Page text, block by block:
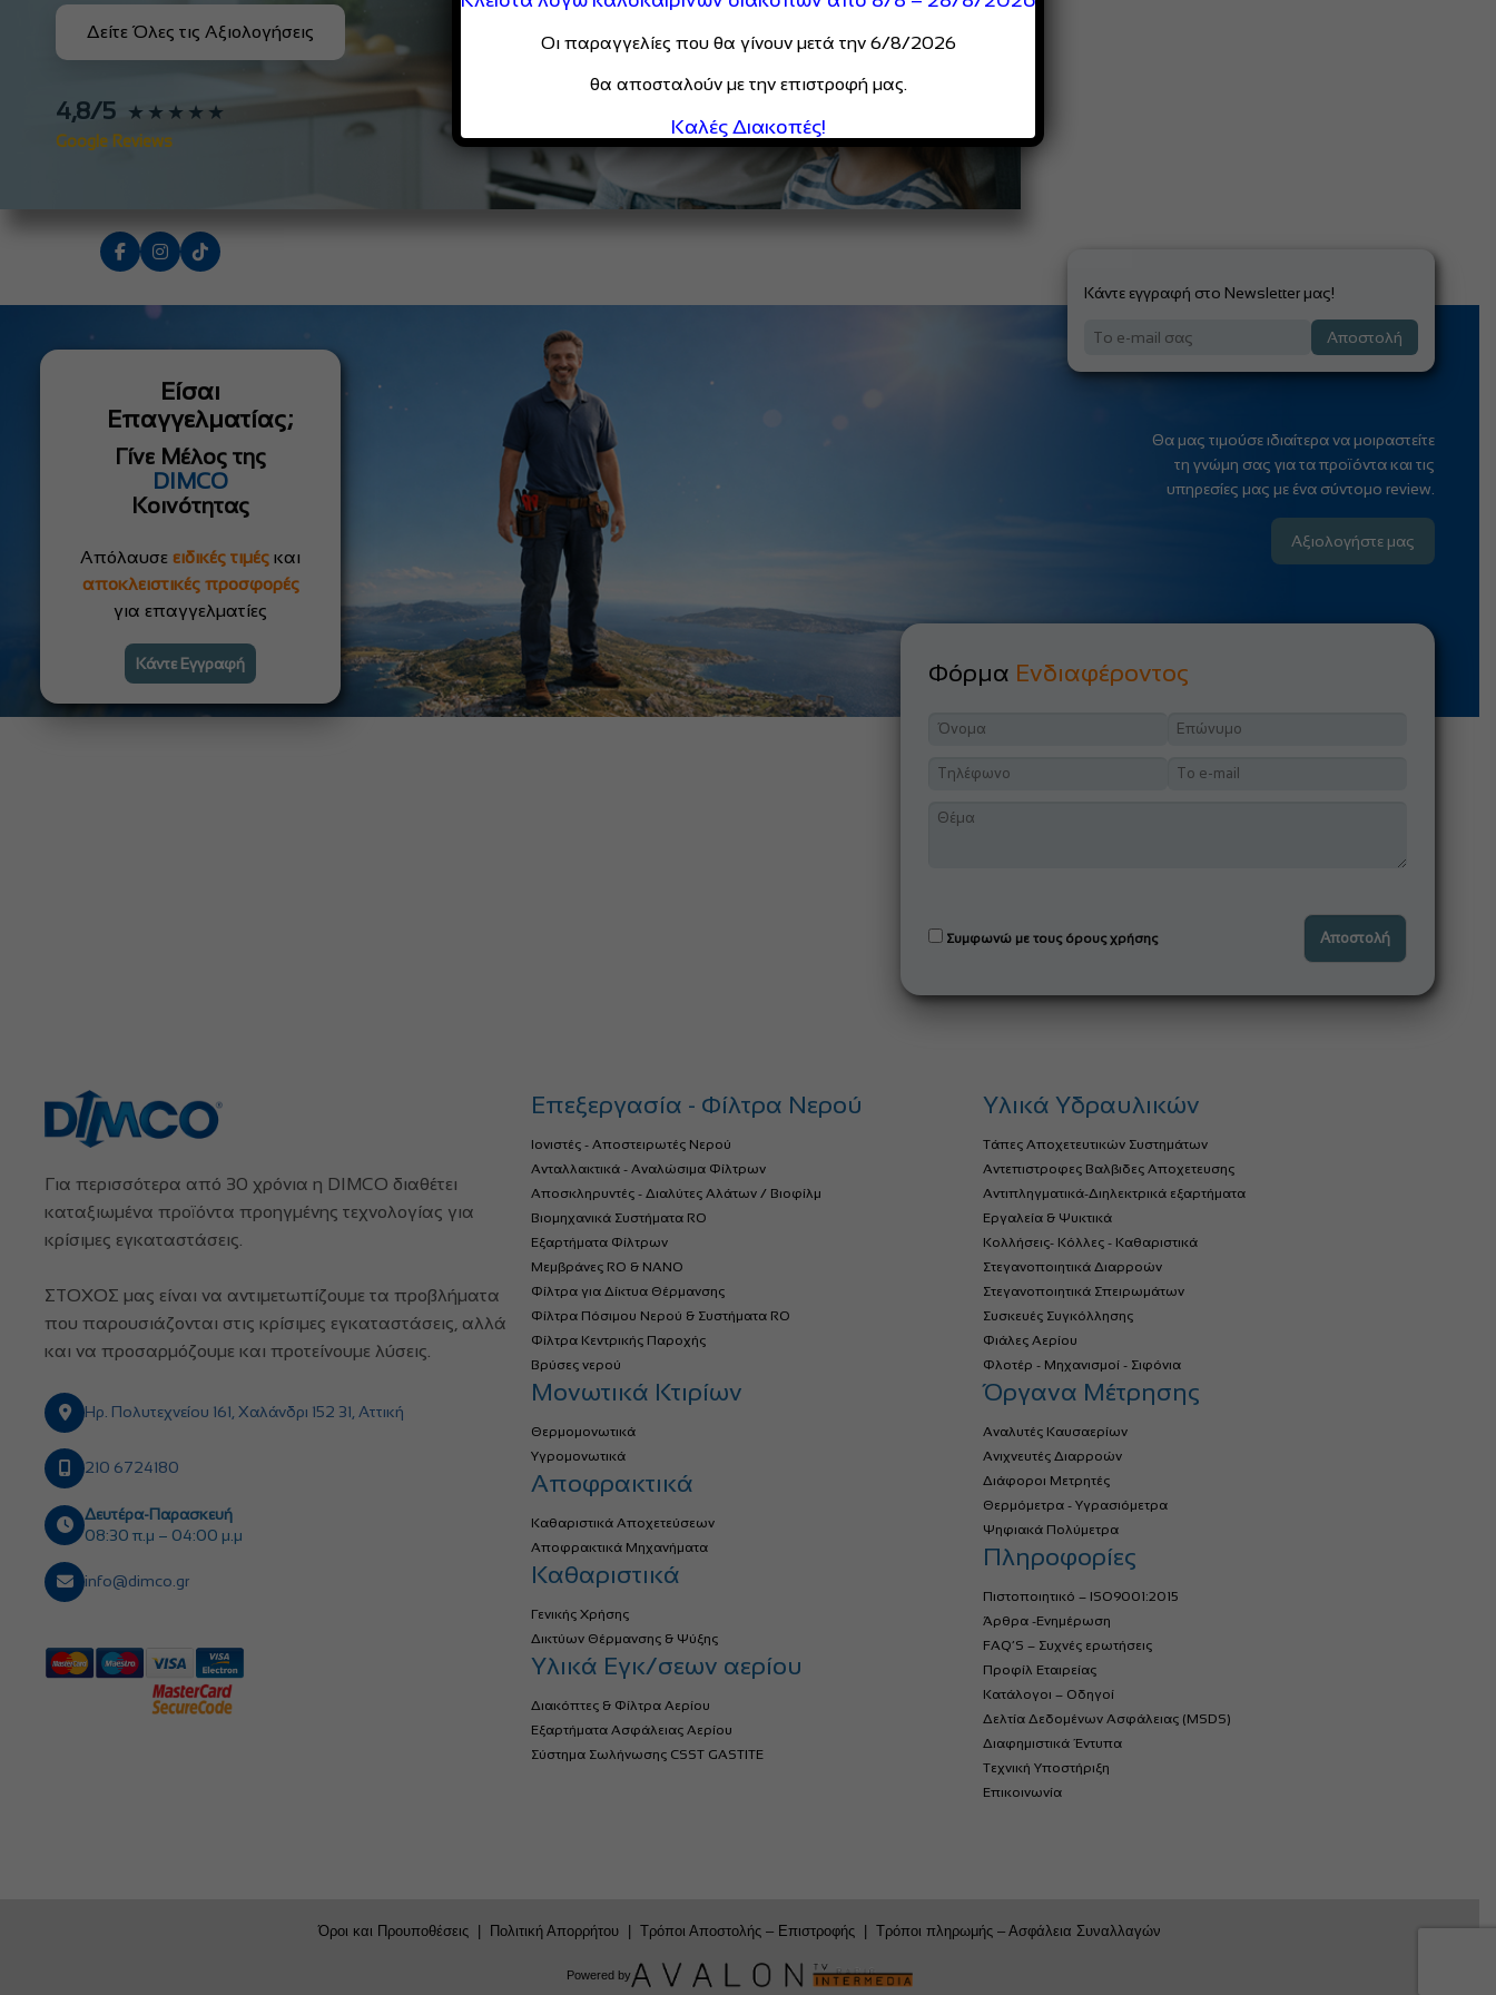
Δείτε Όλες τις Αξιολογήσεις
4,8/5 ★★★★★
Google Reviews
Κάντε εγγραφή στο Newsletter μας!
Αποστολή
Είσαι
Επαγγελματίας;
Γίνε Μέλος της
DIMCO
Κοινότητας
Απόλαυσε ειδικές τιμές και
αποκλειστικές προσφορές
για επαγγελματίες
Κάντε Εγγραφή
Θα μας τιμούσε ιδιαίτερα να μοιραστείτε
τη γνώμη σας για τα προϊόντα και τις
υπηρεσίες μας με ένα σύντομο review.
Αξιολογήστε μας
Φόρμα Ενδιαφέροντος
Συμφωνώ με τους όρους χρήσης
Για περισσότερα από 30 χρόνια η DIMCO διαθέτει
καταξιωμένα προϊόντα προηγμένης τεχνολογίας για
κρίσιμες εγκαταστάσεις.
ΣΤΟΧΟΣ μας είναι να αντιμετωπίζουμε τα προβλήματα
που παρουσιάζονται στις κρίσιμες εγκαταστάσεις, αλλά
και να προσαρμόζουμε και προτείνουμε λύσεις.
Ηρ. Πολυτεχνείου 161, Χαλάνδρι 152 31, Αττική
210 6724180
Δευτέρα-Παρασκευή
08:30 π.μ – 04:00 μ.μ
info@dimco.gr
Επεξεργασία - Φίλτρα Νερού
Ιονιστές - Αποστειρωτές Νερού
Ανταλλακτικά - Αναλώσιμα Φίλτρων
Αποσκληρυντές - Διαλύτες Αλάτων / Βιοφίλμ
Βιομηχανικά Συστήματα RO
Εξαρτήματα Φίλτρων
Μεμβράνες RO & NANO
Φίλτρα για Δίκτυα Θέρμανσης
Φίλτρα Πόσιμου Νερού & Συστήματα RO
Φίλτρα Κεντρικής Παροχής
Βρύσες νερού
Μονωτικά Κτιρίων
Θερμομονωτικά
Υγρομονωτικά
Αποφρακτικά
Καθαριστικά Αποχετεύσεων
Αποφρακτικά Μηχανήματα
Καθαριστικά
Γενικής Χρήσης
Δικτύων Θέρμανσης & Ψύξης
Υλικά Εγκ/σεων αερίου
Διακόπτες & Φίλτρα Αερίου
Εξαρτήματα Ασφάλειας Αερίου
Σύστημα Σωλήνωσης CSST GASTITE
Υλικά Υδραυλικών
Τάπες Αποχετευτικών Συστημάτων
Αντεπιστροφες Βαλβιδες Αποχετευσης
Αντιπληγματικά-Διηλεκτρικά εξαρτήματα
Εργαλεία & Ψυκτικά
Κολλήσεις- Κόλλες - Καθαριστικά
Στεγανοποιητικά Διαρροών
Στεγανοποιητικά Σπειρωμάτων
Συσκευές Συγκόλλησης
Φιάλες Αερίου
Φλοτέρ - Μηχανισμοί - Σιφόνια
Όργανα Μέτρησης
Αναλυτές Καυσαερίων
Ανιχνευτές Διαρροών
Διάφοροι Μετρητές
Θερμόμετρα - Υγρασιόμετρα
Ψηφιακά Πολύμετρα
Πληροφορίες
Πιστοποιητικό – ISO9001:2015
Άρθρα -Ενημέρωση
FAQ’S – Συχνές ερωτήσεις
Προφίλ Εταιρείας
Κατάλογοι – Οδηγοί
Δελτία Δεδομένων Ασφάλειας (MSDS)
Διαφημιστικά Έντυπα
Τεχνική Υποστήριξη
Επικοινωνία
Όροι και Προυποθέσεις Πολιτική Απορρήτου Τρόποι Αποστολής – Επιστροφής Τρόποι πληρωμής – Ασφάλεια Συναλλαγών
Powered by
Οι παραγγελίες που θα γίνουν μετά την 6/8/2026
θα αποσταλούν με την επιστροφή μας.
Καλές Διακοπές!